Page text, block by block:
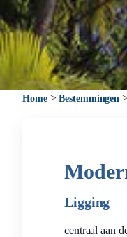
Home>Bestemmingen
Ligging
centraal aan